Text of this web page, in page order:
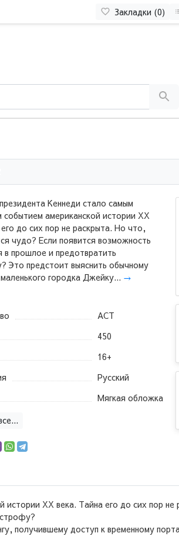
Закладки (0)
Кеннеди стало самым
событием американской истории ХХ
до сих пор не раскрыта. Но что,
чудо? Если появится возможность
в прошлое и предотвратить
Это предстоит выяснить обычному
городка Джейку... →
АСТ
450
16+
Русский
Мягкая обложка
ХХ века. Тайна его до сих пор
получившему доступ к временному